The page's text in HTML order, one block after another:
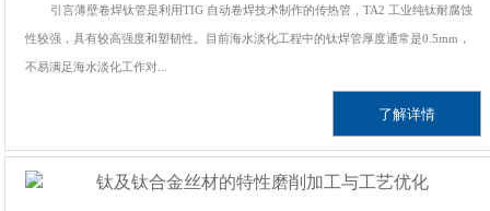
引言薄壁卷焊钛管是利用TIG 自动卷焊技术制作的传热管，TA2 工业纯钛耐腐蚀
性较强，具有较高强度和塑韧性。目前海水淡化工程中的钛焊管厚度通常是0.5mm，
不易满足海水淡化工作对...
了解详情